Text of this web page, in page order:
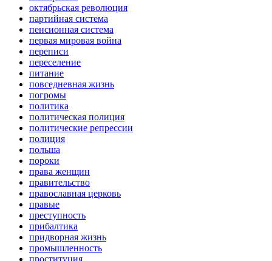
октябрьская революция
партийная система
пенсионная система
первая мировая война
переписи
переселение
питание
повседневная жизнь
погромы
политика
политическая полиция
политические репрессии
полиция
польша
пороки
права женщин
правительство
православная церковь
правые
преступность
прибалтика
придворная жизнь
промышленность